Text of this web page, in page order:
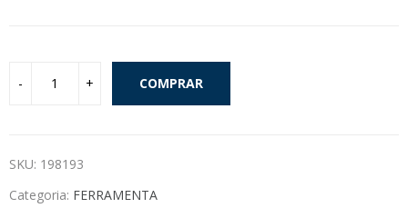
COMPRAR
SKU: 198193
Categoria: FERRAMENTA